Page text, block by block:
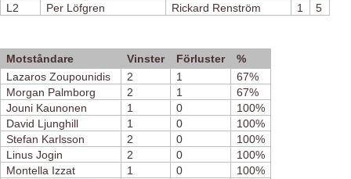
L2
Per Löfgren Rickard Renström 1 5
Motståndare Vinster Förluster
%
Lazaros Zoupounidis
2 1
67%
Morgan Palmborg
2 1
67%
Jouni Kaunonen
1 0
100%
David Ljunghill
1 0
100%
Stefan Karlsson
2 0
100%
Linus Jogin
2 0
100%
Montella Izzat
1 0
100%